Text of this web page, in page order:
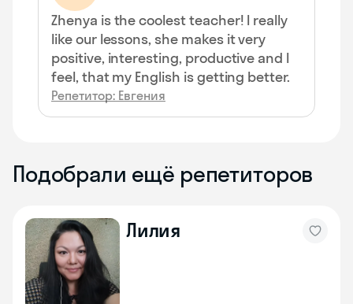
Zhenya is the coolest teacher! I really
like our lessons, she makes it very
positive, interesting, productive and I
feel, that my English is getting better.
Репетитор: Евгения
Подобрали ещё репетиторов
Лилия